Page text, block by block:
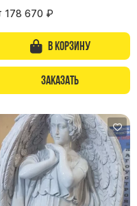
из бронзы
178 670 ₽
В корзину
Заказать